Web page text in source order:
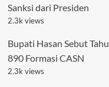
Sanksi dari Presiden
2.3k views
Bupati Hasan Sebut
890 Formasi CASN
2.3k views